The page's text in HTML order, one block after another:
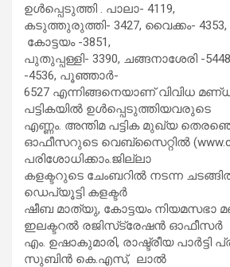
ഉള്‍പ്പെടുത്തി . പാലാ- 4119,
കടുത്തുരുത്തി- 3427, വൈക്കം- 4353,
കോട്ടയം -3851,
പുതുപ്പള്ളി- 3390, ചങ്ങനാശേരി -
-4536, പൂഞ്ഞാര്‍-
6527 എന്നിങ്ങനെയാണ് വിവിധ
പട്ടികയില്‍ ഉള്‍പ്പെടുത്തിയവരുടെ
എണ്ണം. അന്തിമ പട്ടിക മുഖ്യ
ഓഫീസറുടെ വെബ്‌സൈറ്റില്‍
പരിശോധിക്കാം.ജില്ലാ
കളക്ടറുടെ ചേംബറില്‍ നടന്ന
ഡെപ്യൂട്ടി കളക്ടര്‍
ഷീബ മാത്യു, കോട്ടയം നിയമസഭാ
ഇലക്ടറല്‍ രജിസ്‌ട്രേഷന്‍ ഓഫീസര്‍
എം. ഉഷാകുമാരി, രാഷ്ട്രീയ പാര്‍ട്ടി
സുബിന്‍ കെ.എസ്, ലാല്‍